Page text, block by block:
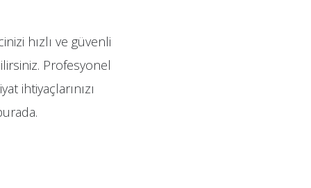
hızlı ve güvenli
Profesyonel
ihtiyaçlarınızı